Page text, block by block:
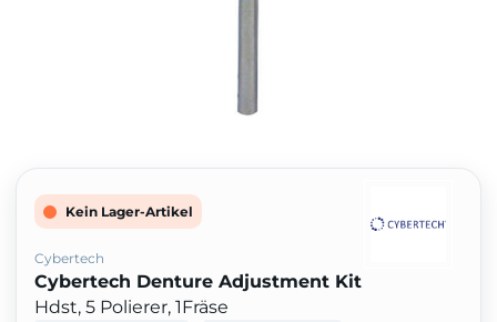
Kein Lager-Artikel
Cybertech
Cybertech Denture Adjustment Kit
Hdst, 5 Polierer, 1Fräse